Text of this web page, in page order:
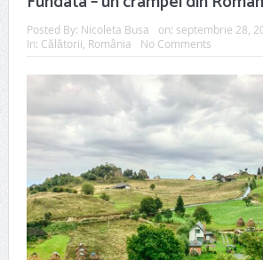
Posted By: Nicoleta Busa on: septembrie 28,
In: Călătorii, România No Comments